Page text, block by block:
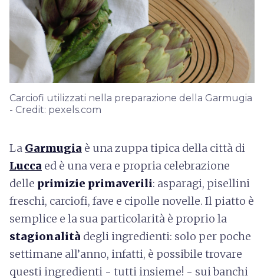
Carciofi utilizzati nella preparazione della Garmugia
- Credit: pexels.com
La Garmugia è una zuppa tipica della città di
Lucca ed è una vera e propria celebrazione
delle primizie primaverili: asparagi, pisellini
freschi, carciofi, fave e cipolle novelle. Il piatto è
semplice e la sua particolarità è proprio la
stagionalità degli ingredienti: solo per poche
settimane all’anno, infatti, è possibile trovare
questi ingredienti - tutti insieme! - sui banchi